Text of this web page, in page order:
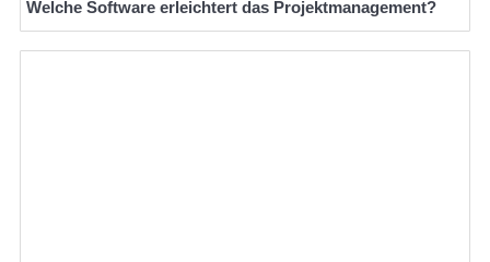
Welche Software erleichtert das Projektmanagement?